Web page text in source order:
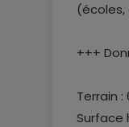
(écoles,
+++
Terrain :
Surface